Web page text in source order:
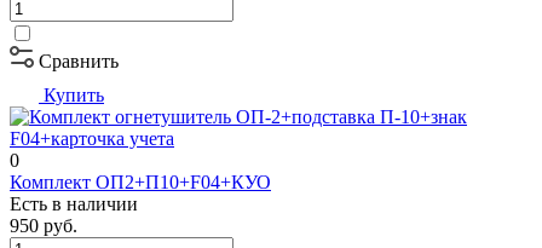
Сравнить
Купить
0
Комплект ОП2+П10+F04+КУО
Есть в наличии
950 руб.